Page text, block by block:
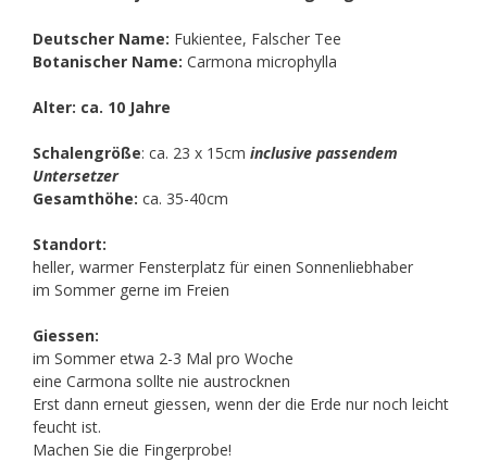
Deutscher Name: Fukientee, Falscher Tee
Botanischer Name: Carmona microphylla
Alter: ca. 10 Jahre
Schalengröße: ca. 23 x 15cm inclusive passendem
Untersetzer
Gesamthöhe: ca. 35-40cm
Standort:
heller, warmer Fensterplatz für einen Sonnenliebhaber
im Sommer gerne im Freien
Giessen:
im Sommer etwa 2-3 Mal pro Woche
eine Carmona sollte nie austrocknen
Erst dann erneut giessen, wenn der die Erde nur noch leicht
feucht ist.
Machen Sie die Fingerprobe!